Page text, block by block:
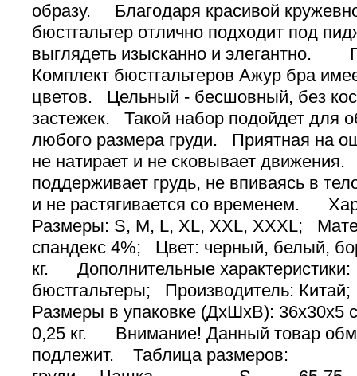
образу. Благодаря красивой
бюстгальтер отлично подходит под
выглядеть изысканно и
Комплект бюстгальтеров Ажур бра
цветов. Цельный - бесшовный, без
застежек. Такой набор подойдет для
любого размера груди. Приятная на
не натирает и не сковывает
поддерживает грудь, не впиваясь в
и не растягивается со временем.
Размеры: S, M, L, XL, XXL, XXXL;
спандекс 4%; Цвет: черный, белый,
кг. Дополнительные
бюстгальтеры; Производитель:
Размеры в упаковке (ДхШхВ): 36х30х5
0,25 кг. Внимание! Данный товар
подлежит. Таблица размеров: